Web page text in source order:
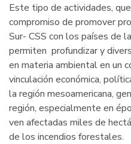
Este tipo de actividades,
compromiso de promover
Sur- CSS con los países de
permiten profundizar y
en materia ambiental en un
vinculación económica,
la región mesoamericana,
región, especialmente en
ven afectadas miles de
de los incendios forestales.